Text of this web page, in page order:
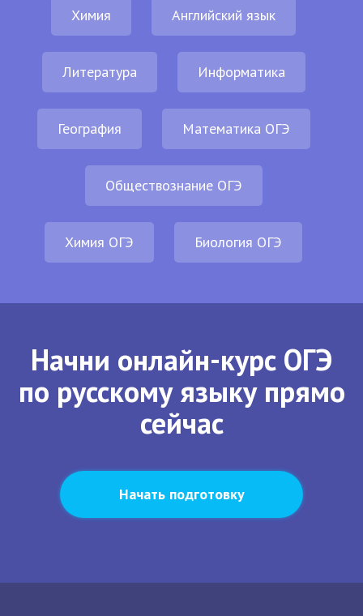
Химия Английский язык
Литература Информатика
География Математика ОГЭ
Обществознание ОГЭ
Химия ОГЭ Биология ОГЭ
Начни онлайн-курс ОГЭ
по русскому языку прямо
сейчас
Начать подготовку